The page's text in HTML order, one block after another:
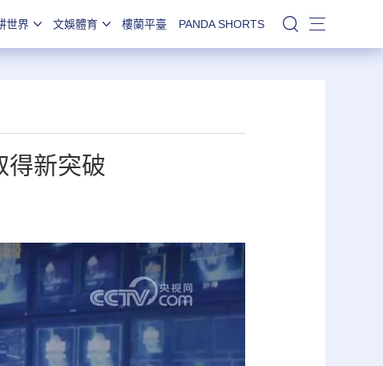
世界 文娛體育 樓蘭平臺 PANDA SHORTS 站內搜索
得新突破